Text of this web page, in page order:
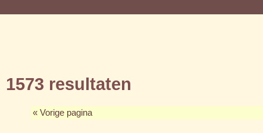
1573 resultaten
« Vorige pagina